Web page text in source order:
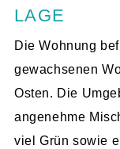
LAGE
Die Wohnung
gewachsenen
Osten. Die
angenehme
viel Grün sowie